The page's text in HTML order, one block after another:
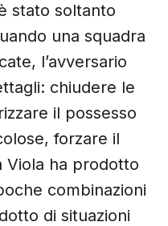
stato soltanto
una squadra
l’avversario
chiudere le
il possesso
forzare il
Viola ha prodotto
combinazioni
di situazioni